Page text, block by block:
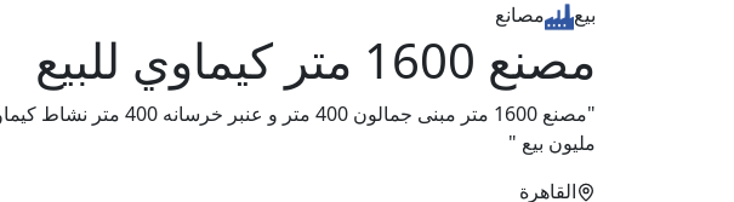
بيع مصانع
مصنع 1600 متر كيماوي للبيع
مليون بيع "
القاهرة